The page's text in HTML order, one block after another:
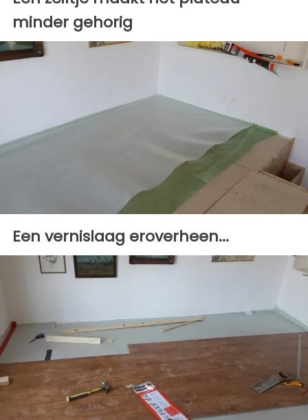
minder gehorig
Een vernislaag eroverheen...